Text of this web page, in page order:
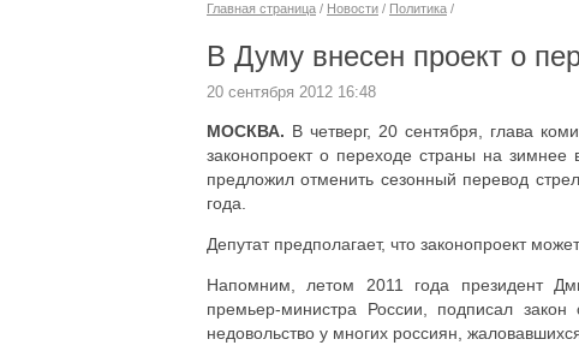
Главная страница / Новости / Политика /
В Думу внесен проект о
20 сентября 2012 16:48
МОСКВА. В четверг, 20 сентября, глава
законопроект о переходе страны на
предложил отменить сезонный перевод
года.
Депутат предполагает, что законопроект
Напомним, летом 2011 года президент
премьер-министра России, подписал
недовольство у многих россиян,